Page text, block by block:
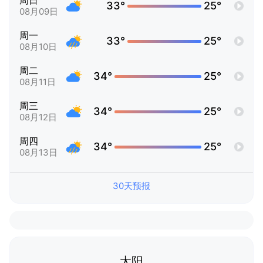
08月09日 33° 25°
周一
08月10日 33° 25°
周二
08月11日 34° 25°
周三
08月12日 34° 25°
周四
08月13日 34° 25°
30天预报